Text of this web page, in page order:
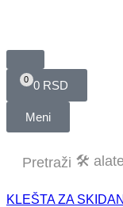
0 0 RSD
Meni
Pretraži 🛠️ alate
KLEŠTA ZA